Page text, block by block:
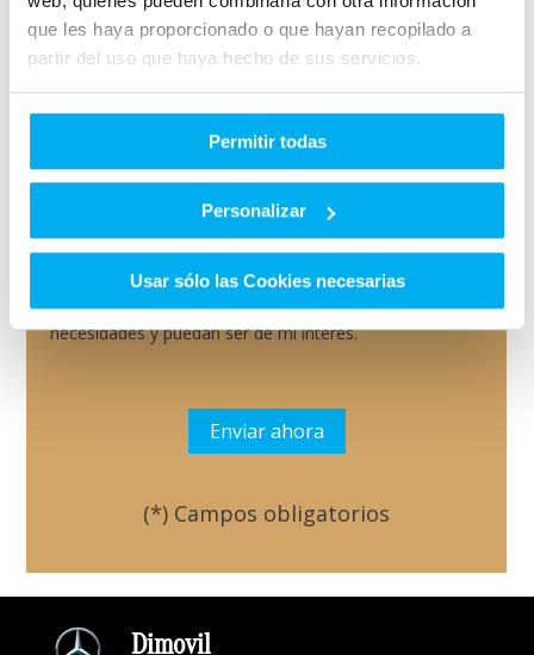
que les haya proporcionado o que hayan recopilado a
partir del uso que haya hecho de sus servicios.
Permitir todas
Personalizar
Usar sólo las Cookies necesarias
Condiciones legales
de privacidad*
Quiero que GRUPO HUERTAS me informe sobre sus
servicios y productos que puedan adaptarse a mis
necesidades y puedan ser de mi interés.
(*) Campos obligatorios
Por favor, deja este
Dimovil